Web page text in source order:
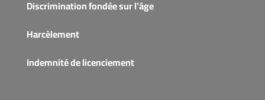
Discrimination fondée sur l’âge
Harcèlement
Indemnité de licenciement